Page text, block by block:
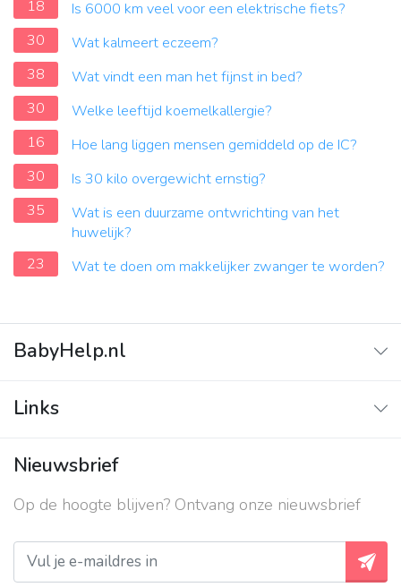
18
Is 6000 km veel voor een elektrische fiets?
30
Wat kalmeert eczeem?
38
Wat vindt een man het fijnst in bed?
30
Welke leeftijd koemelkallergie?
16
Hoe lang liggen mensen gemiddeld op de IC?
30
Is 30 kilo overgewicht ernstig?
35
Wat is een duurzame ontwrichting van het
huwelijk?
23
Wat te doen om makkelijker zwanger te worden?
BabyHelp.nl
Vraag & Antwoord
Links
Contact
Over ons
Privacy beleid
Nieuwsbrief
Op de hoogte blijven? Ontvang onze nieuwsbrief